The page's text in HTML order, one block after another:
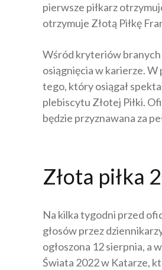
pierwsze piłkarz
otrzymuje Złotą Piłkę
Wśród kryteriów branych
osiągnięcia w karierze.
tego, który osiągał
plebiscytu Złotej Piłki.
będzie przyznawana za
Złota piłka
Na kilka tygodni przed
głosów przez
ogłoszona 12 sierpnia, a
Świata 2022 w Katarze,